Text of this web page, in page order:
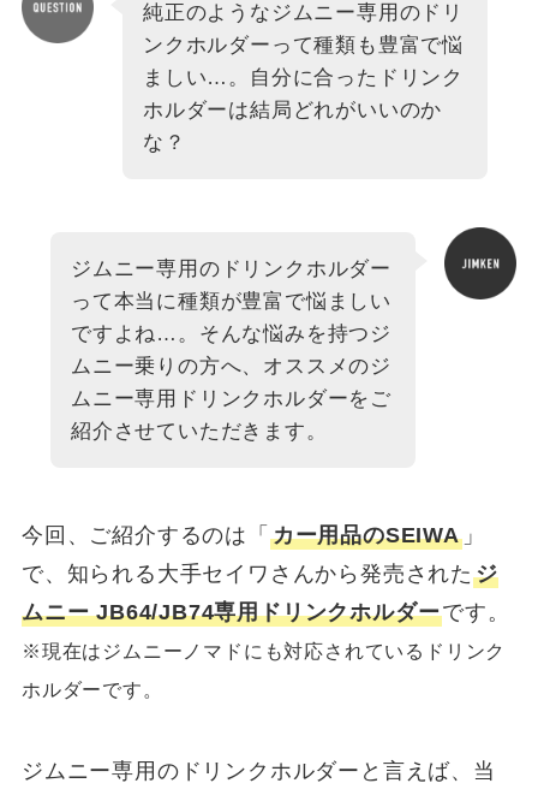
純正のようなジムニー専用のドリ
ンクホルダーって種類も豊富で悩
ましい…。自分に合ったドリンク
ホルダーは結局どれがいいのか
な？
ジムニー専用のドリンクホルダー
って本当に種類が豊富で悩ましい
ですよね…。そんな悩みを持つジ
ムニー乗りの方へ、オススメのジ
ムニー専用ドリンクホルダーをご
紹介させていただきます。
今回、ご紹介するのは「 カー用品のSEIWA」
で、知られる大手セイワさんから発売されたジ
ムニー JB64/JB74専用ドリンクホルダーです。
※現在はジムニーノマドにも対応されているドリンク
ホルダーです。
ジムニー専用のドリンクホルダーと言えば、当